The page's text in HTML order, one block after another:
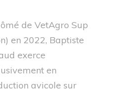
de VetAgro Sup
en 2022, Baptiste
exerce
en
avicole sur